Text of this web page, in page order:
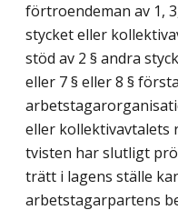
förtroendeman av 1,
stycket eller
stöd av 2 § andra
eller 7 § eller 8 §
eller kollektivavtalets
tvisten har slutligt
trätt i lagens ställe
arbetstagarpartens